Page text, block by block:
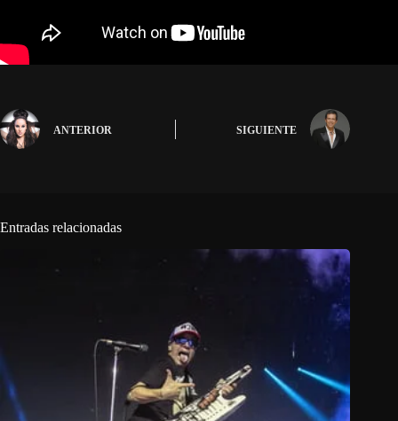
ANTERIOR SIGUIENTE
Entradas relacionadas